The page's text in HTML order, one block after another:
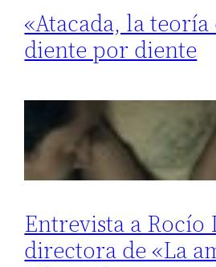
«Atacada, la
diente por diente
Entrevista a Rocío
directora de «La